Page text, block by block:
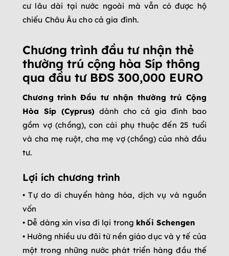
cư lâu dài tại nước ngoài mà vẫn có được hộ
chiếu Châu Âu cho cả gia đình.
Chương trình đầu tư nhận thẻ
thường trú cộng hòa Síp thông
qua đầu tư BĐS 300,000 EURO
Chương trình Đầu tư nhận thường trú Cộng
Hòa Síp (Cyprus) dành cho cả gia đình bao
gồm vợ (chồng), con cái phụ thuộc đến 25 tuổi
và cha mẹ ruột, cha mẹ vợ (chồng) của nhà đầu
tư.
Lợi ích chương trình
• Tự do di chuyển hàng hóa, dịch vụ và nguồn
vốn
• Dễ dàng xin visa đi lại trong khối Schengen
• Hưởng nhiều ưu đãi từ nền giáo dục và y tế của
một trong những nước phát triển hàng đầu thế